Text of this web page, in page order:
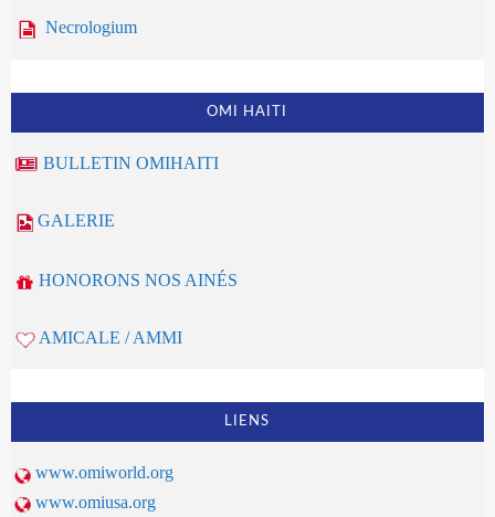
Necrologium
OMI HAITI
BULLETIN OMIHAITI
GALERIE
HONORONS NOS AINÉS
AMICALE / AMMI
LIENS
www.omiworld.org
www.omiusa.org